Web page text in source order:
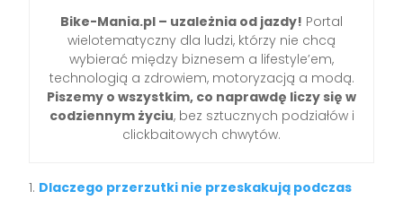
Bike-Mania.pl – uzależnia od jazdy! Portal
wielotematyczny dla ludzi, którzy nie chcą
wybierać między biznesem a lifestyle’em,
technologią a zdrowiem, motoryzacją a modą.
Piszemy o wszystkim, co naprawdę liczy się w
codziennym życiu, bez sztucznych podziałów i
clickbaitowych chwytów.
Dlaczego przerzutki nie przeskakują podczas